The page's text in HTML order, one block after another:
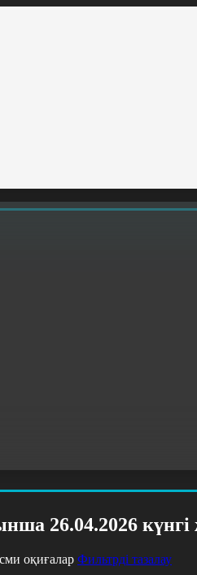
26.04.2026
оқиғалар Фильтрді тазалау